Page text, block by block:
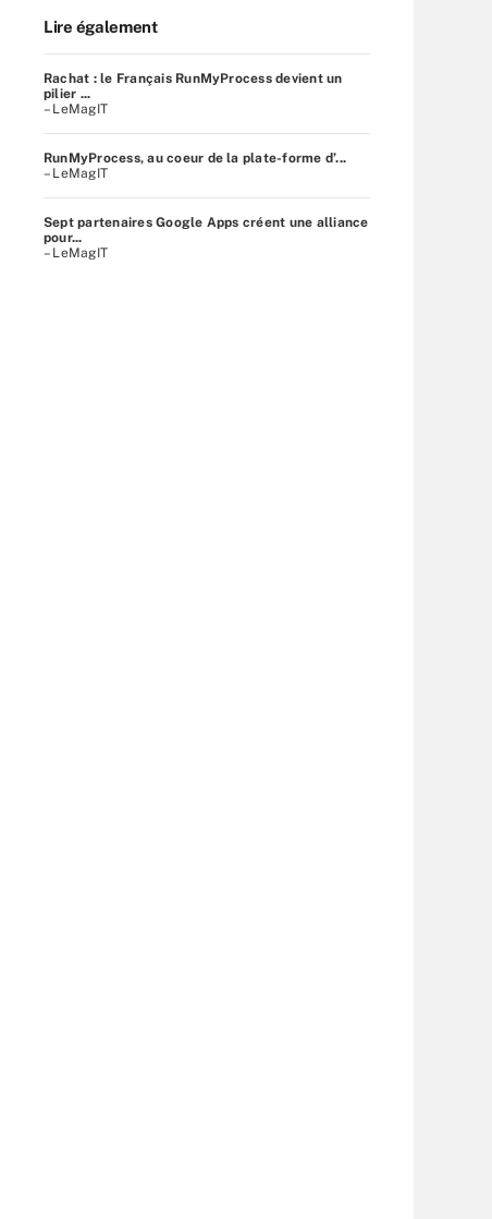
Lire également
Rachat : le Français RunMyProcess devient un
pilier ...
– LeMagIT
RunMyProcess, au coeur de la plate-forme d’...
– LeMagIT
Sept partenaires Google Apps créent une alliance
pour...
– LeMagIT